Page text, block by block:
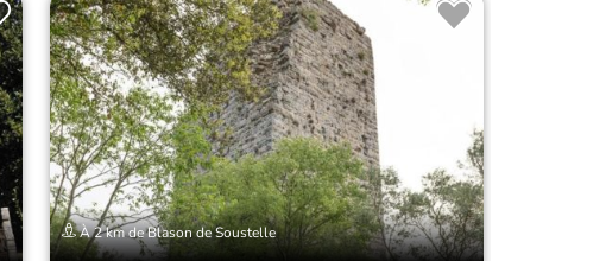
À 2 km de Blason de Soustelle